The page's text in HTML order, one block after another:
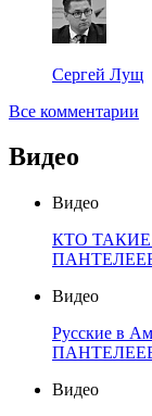
Сергей Лущ
Все комментарии
Видео
Видео
КТО ТАКИЕ
ПАНТЕЛЕЕВ
Видео
Русские в
ПАНТЕЛЕЕВ
Видео